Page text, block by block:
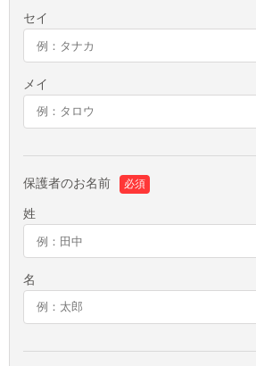
セイ
メイ
保護者のお名前 必須
姓
名